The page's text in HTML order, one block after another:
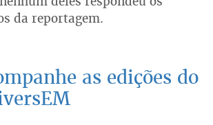
da reportagem.
as edições do